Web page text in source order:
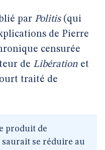
par Politis(qui
de Pierre
censurée
de Libération et
traité de
produit de
se réduire au